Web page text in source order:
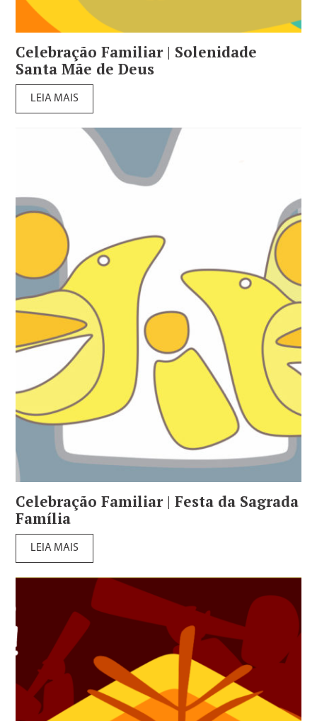
Celebração Familiar | Solenidade
Santa Mãe de Deus
LEIA MAIS
Celebração Familiar | Festa da Sagrada
Família
LEIA MAIS